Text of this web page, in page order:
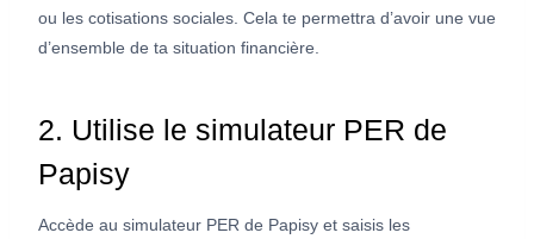
ou les cotisations sociales. Cela te permettra d’avoir une vue
d’ensemble de ta situation financière.
2. Utilise le simulateur PER de
Papisy
Accède au simulateur PER de Papisy et saisis les